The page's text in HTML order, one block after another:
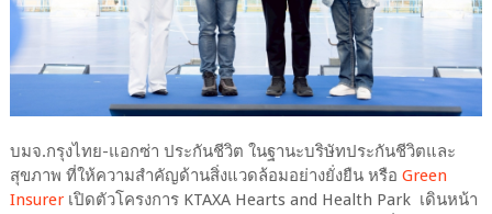
บมจ.กรุงไทย-แอกซ่า ประกันชีวิต ในฐานะบริษัทประกันชีวิตและ
สุขภาพ ที่ให้ความสำคัญด้านสิ่งแวดล้อมอย่างยั่งยืน หรือ Green
Insurerเปิดตัวโครงการ KTAXA Hearts and Health Park เดินหน้า